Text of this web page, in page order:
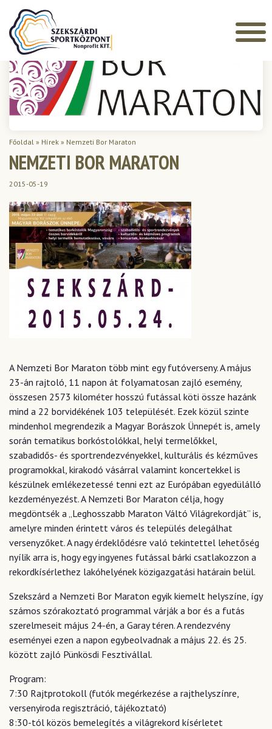
Főoldal » Hírek » Nemzeti Bor Maraton
NEMZETI BOR MARATON
2015-05-19
A Nemzeti Bor Maraton több mint egy futóverseny. A május
23-án rajtoló, 11 napon át folyamatosan zajló esemény,
összesen 2573 kilométer hosszú futással köti össze hazánk
mind a 22 borvidékének 103 települését. Ezek közül szinte
mindenhol megrendezik a Magyar Borászok Ünnepét is, amely
során tematikus borkóstolókkal, helyi termelőkkel,
szabadidős- és sportrendezvényekkel, kulturális és kézműves
programokkal, kirakodó vásárral valamint koncertekkel is
készülnek emlékezetessé tenni ezt az Európában egyedülálló
kezdeményezést. A Nemzeti Bor Maraton célja, hogy
megdöntsék a „Leghosszabb Maraton Váltó Világrekordját” is,
amelyre minden érintett város és település delegálhat
versenyzőket. A nagy érdeklődésre való tekintettel lehetőség
nyílik arra is, hogy egy ingyenes futással bárki csatlakozzon a
rekordkísérlethez lakóhelyének közigazgatási határain belül.
Szekszárd a Nemzeti Bor Maraton egyik kiemelt helyszíne, így
számos szórakoztató programmal várják a bor és a futás
szerelmeseit május 24-én, a Garay téren. A rendezvény
eseményei ezen a napon egybeolvadnak a május 22. és 25.
között zajló Pünkösdi Fesztivállal.
Program:
7:30 Rajtprotokoll (futók megérkezése a rajthelyszínre,
versenyiroda regisztráció, tájékoztató)
8:30-tól közös bemelegítés a világrekord kísérletet